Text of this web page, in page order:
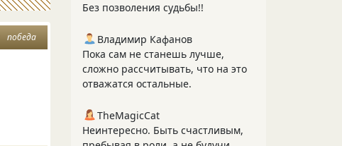
победа
Без позволения судьбы!!
Владимир Кафанов
Пока сам не станешь лучше,
сложно рассчитывать, что на это
отважатся остальные.
TheMagicCat
Неинтересно. Быть счастливым,